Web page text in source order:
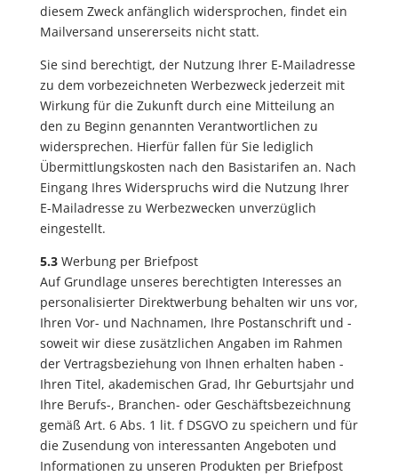
diesem Zweck anfänglich widersprochen, findet ein
Mailversand unsererseits nicht statt.
Sie sind berechtigt, der Nutzung Ihrer E-Mailadresse
zu dem vorbezeichneten Werbezweck jederzeit mit
Wirkung für die Zukunft durch eine Mitteilung an
den zu Beginn genannten Verantwortlichen zu
widersprechen. Hierfür fallen für Sie lediglich
Übermittlungskosten nach den Basistarifen an. Nach
Eingang Ihres Widerspruchs wird die Nutzung Ihrer
E-Mailadresse zu Werbezwecken unverzüglich
eingestellt.
5.3Werbung per Briefpost
Auf Grundlage unseres berechtigten Interesses an
personalisierter Direktwerbung behalten wir uns vor,
Ihren Vor- und Nachnamen, Ihre Postanschrift und -
soweit wir diese zusätzlichen Angaben im Rahmen
der Vertragsbeziehung von Ihnen erhalten haben -
Ihren Titel, akademischen Grad, Ihr Geburtsjahr und
Ihre Berufs-, Branchen- oder Geschäftsbezeichnung
gemäß Art. 6 Abs. 1 lit. f DSGVO zu speichern und für
die Zusendung von interessanten Angeboten und
Informationen zu unseren Produkten per Briefpost